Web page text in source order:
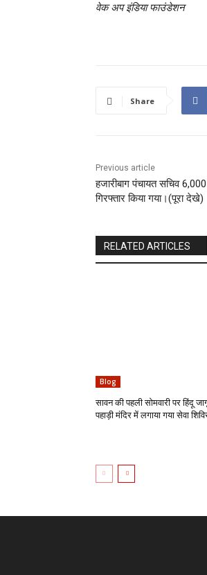
वेक अप इंडिया फाउंडेशन
Share
Previous article
हजारीबाग पंचायत सचिव
गिरफ्तार किया गया।(पूरा देखे)
RELATED ARTICLES
Blog
सावन की पहली सोमवारी पर हिंदू
पहाड़ी मंदिर में लगाया गया सेवा